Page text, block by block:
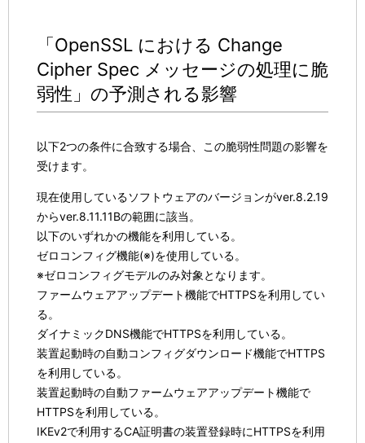
「OpenSSL における Change
Cipher Spec メッセージの処理に脆
弱性」の予測される影響
以下2つの条件に合致する場合、この脆弱性問題の影響を
受けます。
現在使用しているソフトウェアのバージョンがver.8.2.19
からver.8.11.11Bの範囲に該当。
以下のいずれかの機能を利用している。
ゼロコンフィグ機能(※)を使用している。
※ゼロコンフィグモデルのみ対象となります。
ファームウェアアップデート機能でHTTPSを利用してい
る。
ダイナミックDNS機能でHTTPSを利用している。
装置起動時の自動コンフィグダウンロード機能でHTTPS
を利用している。
装置起動時の自動ファームウェアアップデート機能で
HTTPSを利用している。
IKEv2で利用するCA証明書の装置登録時にHTTPSを利用